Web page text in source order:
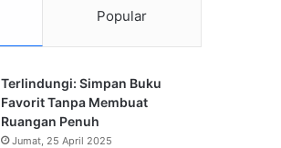
Popular
Terlindungi: Simpan Buku
Favorit Tanpa Membuat
Ruangan Penuh
Jumat, 25 April 2025